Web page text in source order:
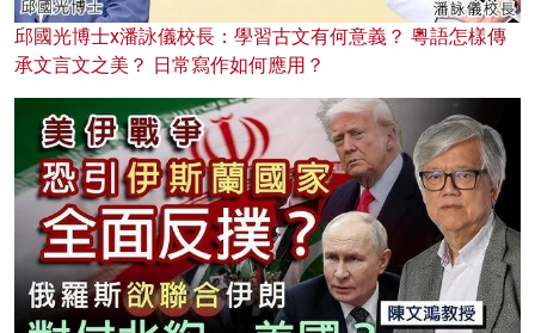
邱國光博士x潘詠儀校長：學習古文有何意義？ 粵語怎樣傳
承文言文之美？ 日常寫作如何應用？